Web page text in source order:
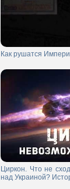
Как рушатся
Циркон. Что не
над Украиной?